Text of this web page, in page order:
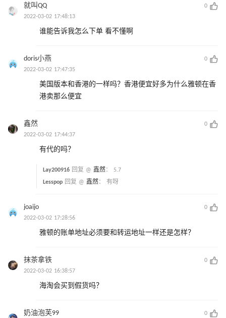
就叫QQ
0
2022-03-02 17:48:13
谁能告诉我怎么下单 看不懂啊
doris小燕
0
2022-03-02 17:47:35
美国版本和香港的一样吗？香港便宜好多为什么雅顿在香
港卖那么便宜
鑫然
0
2022-03-02 17:44:37
有代的吗？
Lay200916 回复 @ 鑫然： 5.7
Lesspop 回复 @ 鑫然： 有呀
joaijo
0
2022-03-02 17:28:56
雅顿的账单地址必须要和转运地址一样还是怎样？
抹茶拿铁
0
2022-03-02 16:38:57
海淘会买到假货吗？
奶油泡芙99
0